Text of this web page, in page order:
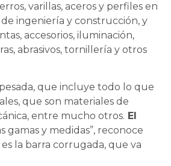
varillas, aceros y perfiles en
ingeniería y construcción, y
accesorios, iluminación,
abrasivos, tornillería y otros
que incluye todo lo que
que son materiales de
entre mucho otros. El
y medidas”, reconoce
la barra corrugada, que va